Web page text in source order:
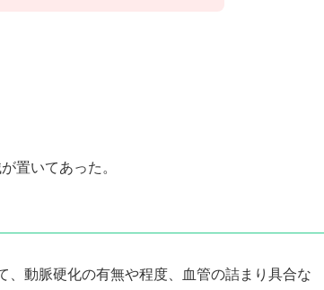
置いてあった。
動脈硬化の有無や程度、血管の詰まり具合な